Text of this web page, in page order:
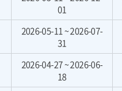
01
2026-05-11 ~ 2026-07-
31
2026-04-27 ~ 2026-06-
18